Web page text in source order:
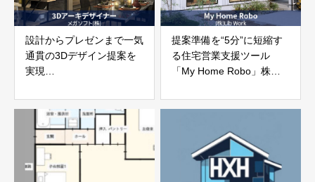
設計からプレゼンまで一気
通貫の3Dデザイン提案を
実現
メガソフト株式会社
提案準備を“5分”に短縮す
る住宅営業支援ツール
「My Home Robo」株式